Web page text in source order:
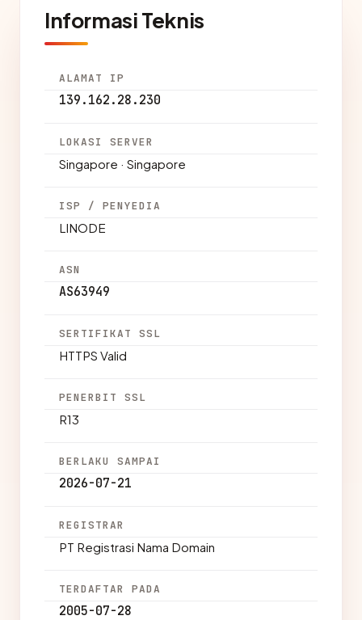
Informasi Teknis
ALAMAT IP
139.162.28.230
LOKASI SERVER
Singapore · Singapore
ISP / PENYEDIA
LINODE
ASN
AS63949
SERTIFIKAT SSL
HTTPS Valid
PENERBIT SSL
R13
BERLAKU SAMPAI
2026-07-21
REGISTRAR
PT Registrasi Nama Domain
TERDAFTAR PADA
2005-07-28